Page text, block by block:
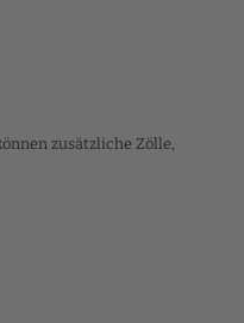
zusätzliche Zölle,